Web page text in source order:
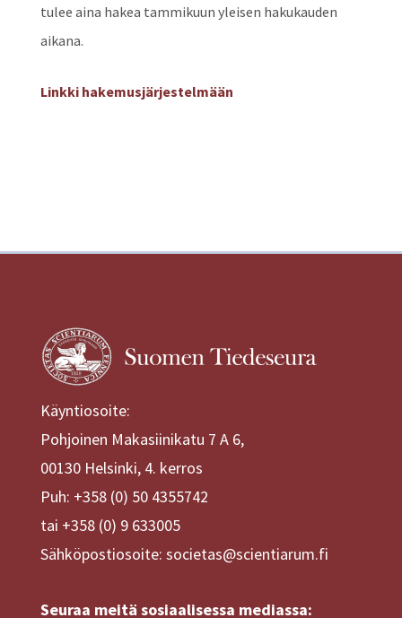
tulee aina hakea tammikuun yleisen hakukauden
aikana.
Linkki hakemusjärjestelmään
Käyntiosoite:
Pohjoinen Makasiinikatu 7 A 6,
00130 Helsinki, 4. kerros
Puh: +358 (0) 50 4355742
tai +358 (0) 9 633005
Sähköpostiosoite: societas@scientiarum.fi
Seuraa meitä sosiaalisessa mediassa: